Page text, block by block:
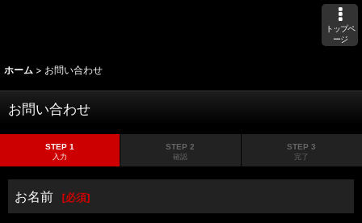
トップペ
ージ
ホーム > お問い合わせ
お問い合わせ
STEP 1
入力
STEP 2
確認
STEP 3
完了
お名前 [必須]